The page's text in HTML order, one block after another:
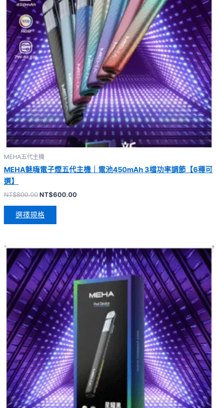
MEHA五代主機
MEHA魅嗨電子煙五代主機｜電池450mAh 3檔功率調節【6種可
選】
NT$800.00NT$600.00
選擇規格